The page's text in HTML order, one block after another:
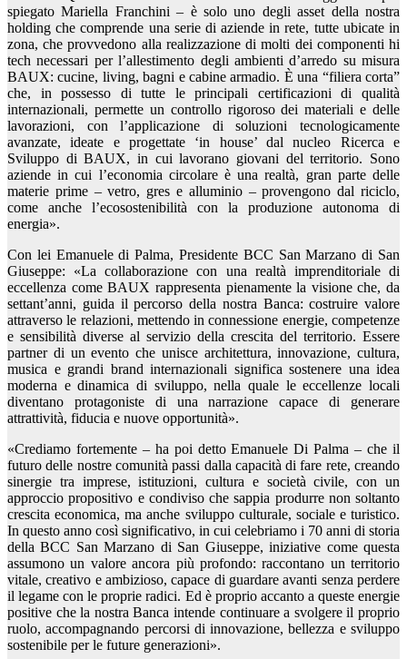
spiegato Mariella Franchini – è solo uno degli asset della nostra
holding che comprende una serie di aziende in rete, tutte ubicate in
zona, che provvedono alla realizzazione di molti dei componenti hi
tech necessari per l’allestimento degli ambienti d’arredo su misura
BAUX: cucine, living, bagni e cabine armadio. È una “filiera corta”
che, in possesso di tutte le principali certificazioni di qualità
internazionali, permette un controllo rigoroso dei materiali e delle
lavorazioni, con l’applicazione di soluzioni tecnologicamente
avanzate, ideate e progettate ‘in house’ dal nucleo Ricerca e
Sviluppo di BAUX, in cui lavorano giovani del territorio. Sono
aziende in cui l’economia circolare è una realtà, gran parte delle
materie prime – vetro, gres e alluminio – provengono dal riciclo,
come anche l’ecosostenibilità con la produzione autonoma di
energia».
Con lei Emanuele di Palma, Presidente BCC San Marzano di San
Giuseppe: «La collaborazione con una realtà imprenditoriale di
eccellenza come BAUX rappresenta pienamente la visione che, da
settant’anni, guida il percorso della nostra Banca: costruire valore
attraverso le relazioni, mettendo in connessione energie, competenze
e sensibilità diverse al servizio della crescita del territorio. Essere
partner di un evento che unisce architettura, innovazione, cultura,
musica e grandi brand internazionali significa sostenere una idea
moderna e dinamica di sviluppo, nella quale le eccellenze locali
diventano protagoniste di una narrazione capace di generare
attrattività, fiducia e nuove opportunità».
«Crediamo fortemente – ha poi detto Emanuele Di Palma – che il
futuro delle nostre comunità passi dalla capacità di fare rete, creando
sinergie tra imprese, istituzioni, cultura e società civile, con un
approccio propositivo e condiviso che sappia produrre non soltanto
crescita economica, ma anche sviluppo culturale, sociale e turistico.
In questo anno così significativo, in cui celebriamo i 70 anni di storia
della BCC San Marzano di San Giuseppe, iniziative come questa
assumono un valore ancora più profondo: raccontano un territorio
vitale, creativo e ambizioso, capace di guardare avanti senza perdere
il legame con le proprie radici. Ed è proprio accanto a queste energie
positive che la nostra Banca intende continuare a svolgere il proprio
ruolo, accompagnando percorsi di innovazione, bellezza e sviluppo
sostenibile per le future generazioni».